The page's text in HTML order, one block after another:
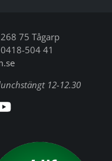
75 Tågarp
504 41
12-12.30